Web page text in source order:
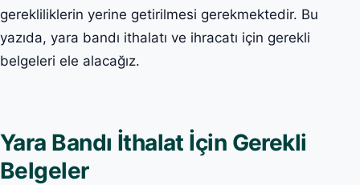
gerekliliklerin yerine getirilmesi gerekmektedir. Bu
yazıda, yara bandı ithalatı ve ihracatı için gerekli
belgeleri ele alacağız.
Yara Bandı İthalat İçin Gerekli
Belgeler